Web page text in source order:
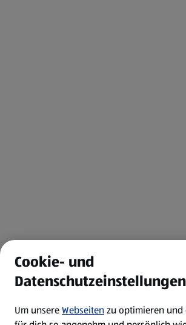
Cookie- und
Datenschutzeinstellungen
Um unsereWebseitenzu optimieren und